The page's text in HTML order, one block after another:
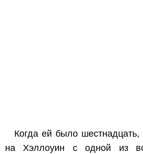
Когда ей было
на Хэллоуин с одной из